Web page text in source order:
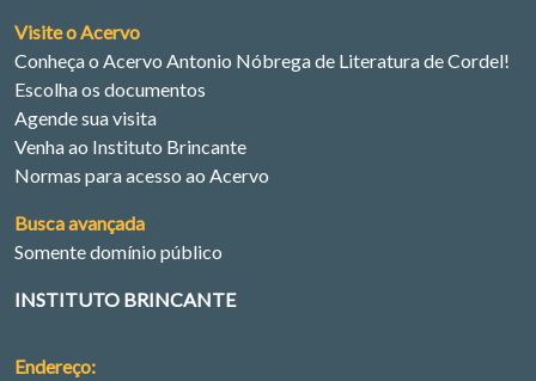
Visite o Acervo
Conheça o Acervo Antonio Nóbrega de Literatura de Cordel!
Escolha os documentos
Agende sua visita
Venha ao Instituto Brincante
Normas para acesso ao Acervo
Busca avançada
Somente domínio público
INSTITUTO BRINCANTE
Endereço: